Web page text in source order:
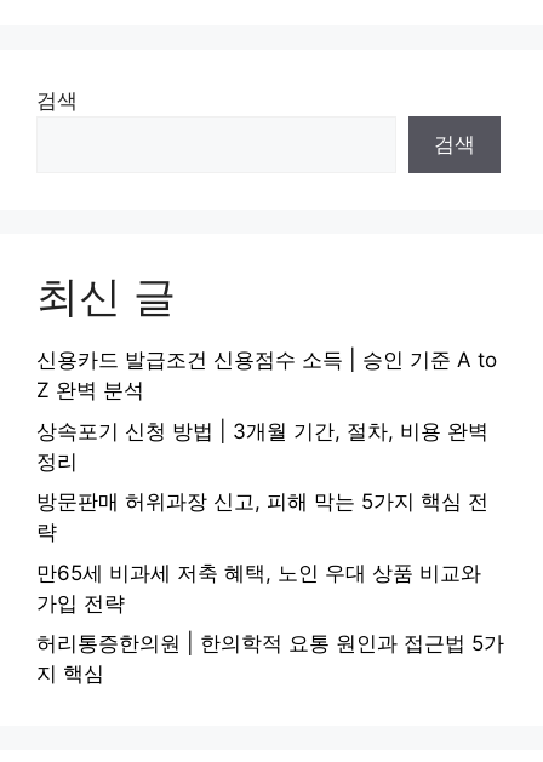
검색
검색
최신 글
신용카드 발급조건 신용점수 소득 | 승인 기준 A to
Z 완벽 분석
상속포기 신청 방법 | 3개월 기간, 절차, 비용 완벽
정리
방문판매 허위과장 신고, 피해 막는 5가지 핵심 전
략
만65세 비과세 저축 혜택, 노인 우대 상품 비교와
가입 전략
허리통증한의원 | 한의학적 요통 원인과 접근법 5가
지 핵심